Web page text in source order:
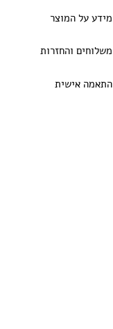
מידע על המוצר
משלוחים והחזרות
התאמה אישית